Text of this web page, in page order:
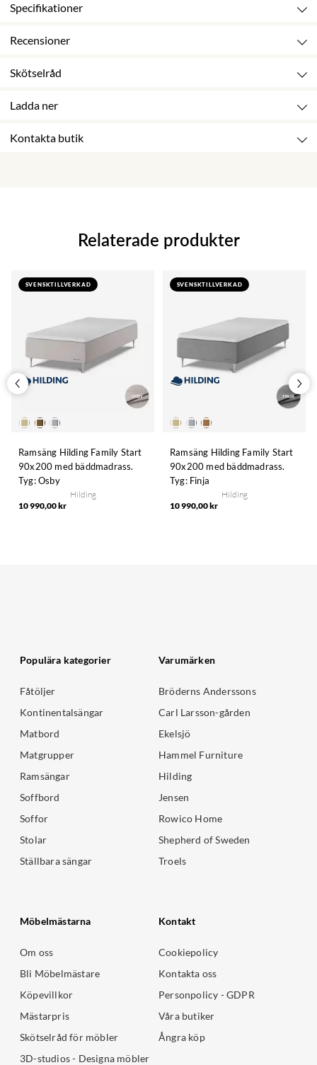
Specifikationer
Recensioner
Skötselråd
Ladda ner
Kontakta butik
Relaterade produkter
SVENSKTILLVERKAD
Ramsäng Hilding Family Start
90x200 med bäddmadrass.
Tyg: Osby
Hilding
10 990,00 kr
SVENSKTILLVERKAD
Ramsäng Hilding Family Start
90x200 med bäddmadrass.
Tyg: Finja
Hilding
10 990,00 kr
Populära kategorier
Fåtöljer
Kontinentalsängar
Matbord
Matgrupper
Ramsängar
Soffbord
Soffor
Stolar
Ställbara sängar
Varumärken
Bröderns Anderssons
Carl Larsson-gården
Ekelsjö
Hammel Furniture
Hilding
Jensen
Rowico Home
Shepherd of Sweden
Troels
Möbelmästarna
Om oss
Bli Möbelmästare
Köpevillkor
Mästarpris
Skötselråd för möbler
3D-studios - Designa möbler
Kontakt
Cookiepolicy
Kontakta oss
Personpolicy - GDPR
Våra butiker
Ångra köp